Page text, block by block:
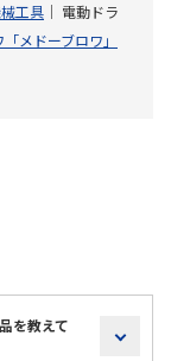
工具 ｜ 電動ドラ
メドーブロワ」
を教えて